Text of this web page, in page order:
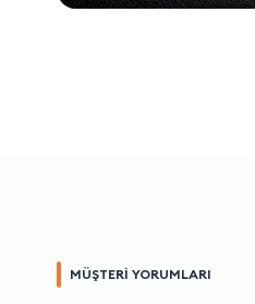
MÜŞTERİ YORUMLARI